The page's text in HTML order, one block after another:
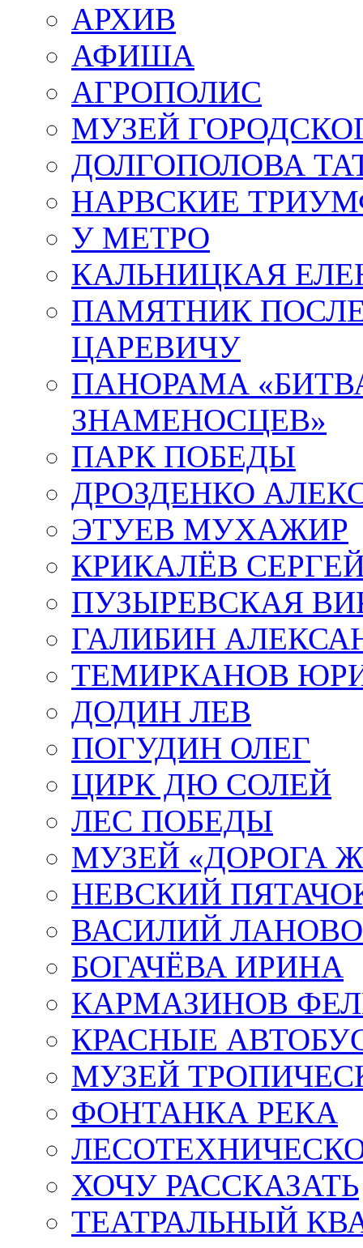
АРХИВ
АФИША
АГРОПОЛИС
МУЗЕЙ
ДОЛГОПОЛОВА
НАРВСКИЕ
У МЕТРО
КАЛЬНИЦКАЯ
ПАМЯТНИК
ЦАРЕВИЧУ
ПАНОРАМА
ЗНАМЕНОСЦЕВ»
ПАРК ПОБЕДЫ
ДРОЗДЕНКО
ЭТУЕВ МУХАЖИР
КРИКАЛЁВ
ПУЗЫРЕВСКАЯ
ГАЛИБИН
ТЕМИРКАНОВ
ДОДИН ЛЕВ
ПОГУДИН ОЛЕГ
ЦИРК ДЮ СОЛЕЙ
ЛЕС ПОБЕДЫ
МУЗЕЙ «ДОРОГА
НЕВСКИЙ
ВАСИЛИЙ
БОГАЧЁВА ИРИНА
КАРМАЗИНОВ
КРАСНЫЕ
МУЗЕЙ
ФОНТАНКА РЕКА
ХОЧУ РАССКАЗАТЬ
ТЕАТРАЛЬНЫЙ